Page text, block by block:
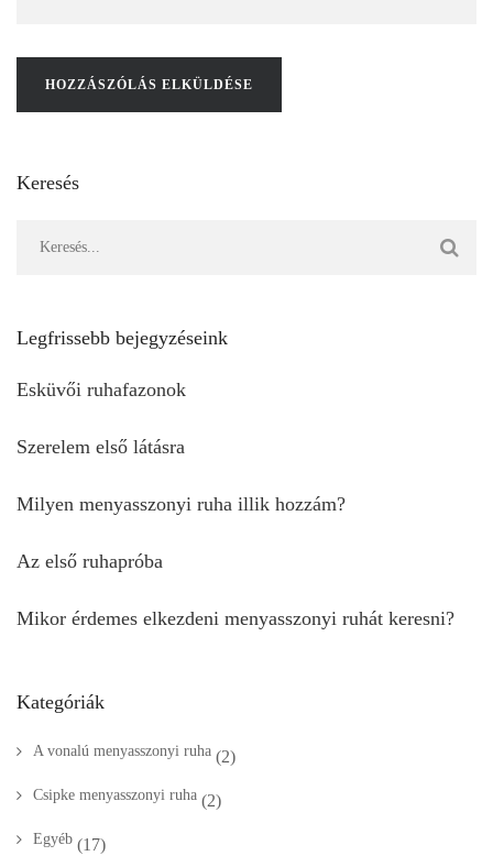
Keresés
Legfrissebb bejegyzéseink
Esküvői ruhafazonok
Szerelem első látásra
Milyen menyasszonyi ruha illik hozzám?
Az első ruhapróba
Mikor érdemes elkezdeni menyasszonyi ruhát keresni?
Kategóriák
A vonalú menyasszonyi ruha (2)
Csipke menyasszonyi ruha (2)
Egyéb (17)